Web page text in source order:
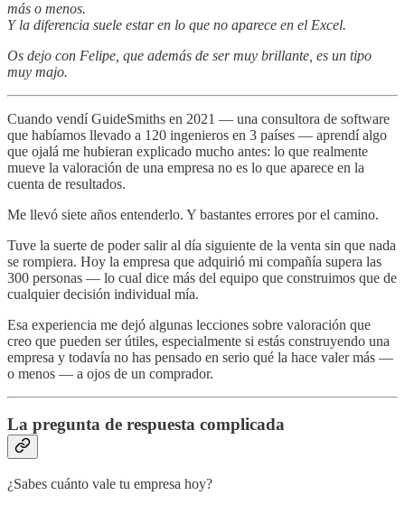
más o menos.
Y la diferencia suele estar en lo que no aparece en el Excel.
Os dejo con Felipe, que además de ser muy brillante, es un tipo
muy majo.
Cuando vendí GuideSmiths en 2021 — una consultora de software
que habíamos llevado a 120 ingenieros en 3 países — aprendí algo
que ojalá me hubieran explicado mucho antes: lo que realmente
mueve la valoración de una empresa no es lo que aparece en la
cuenta de resultados.
Me llevó siete años entenderlo. Y bastantes errores por el camino.
Tuve la suerte de poder salir al día siguiente de la venta sin que nada
se rompiera. Hoy la empresa que adquirió mi compañía supera las
300 personas — lo cual dice más del equipo que construimos que de
cualquier decisión individual mía.
Esa experiencia me dejó algunas lecciones sobre valoración que
creo que pueden ser útiles, especialmente si estás construyendo una
empresa y todavía no has pensado en serio qué la hace valer más —
o menos — a ojos de un comprador.
La pregunta de respuesta complicada
¿Sabes cuánto vale tu empresa hoy?